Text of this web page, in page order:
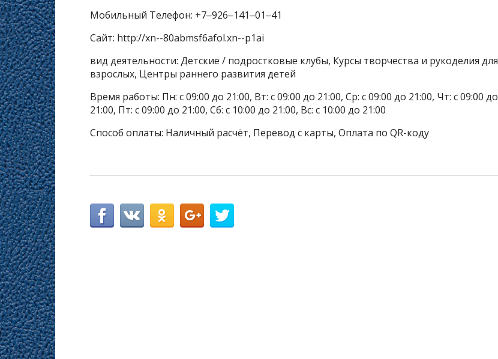
Мобильный Телефон: +7‒926‒141‒01‒41
Сайт: http://xn--80abmsf6afol.xn--p1ai
вид деятельности: Детские / подростковые клубы, Курсы творчества и рукоделия для
взрослых, Центры раннего развития детей
Время работы: Пн: с 09:00 до 21:00, Вт: с 09:00 до 21:00, Ср: с 09:00 до 21:00, Чт: с 09:00 до
21:00, Пт: с 09:00 до 21:00, Сб: с 10:00 до 21:00, Вс: с 10:00 до 21:00
Способ оплаты: Наличный расчёт, Перевод с карты, Оплата по QR-коду